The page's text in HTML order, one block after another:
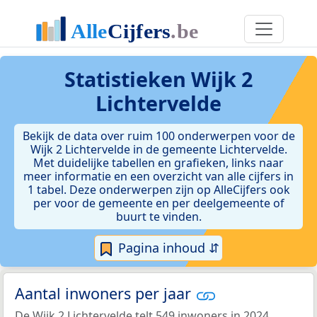
Statistieken Wijk 2
Lichtervelde
Bekijk de data over ruim 100 onderwerpen voor de
Wijk 2 Lichtervelde in de gemeente Lichtervelde.
Met duidelijke tabellen en grafieken, links naar
meer informatie en een overzicht van alle cijfers in
1 tabel. Deze onderwerpen zijn op AlleCijfers ook
per voor de gemeente en per deelgemeente of
buurt te vinden.
Pagina inhoud ⇵
Aantal inwoners per jaar